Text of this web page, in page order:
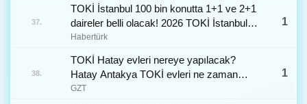
37.
TOKİ İstanbul 100 bin konutta 1+1 ve 2+1
daireler belli olacak! 2026 TOKİ İstanbul
konut tipi belirleme kurası ne zaman
çekilecek?
Habertürk
1
38.
TOKİ Hatay evleri nereye yapılacak?
Hatay Antakya TOKİ evleri ne zaman
teslim edilecek?
GZT
1